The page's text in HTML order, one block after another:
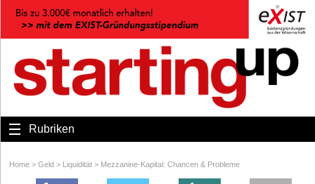
Rubriken
Home > Geld > Liquidität > Mezzanine-Kapital: Chancen & Probleme